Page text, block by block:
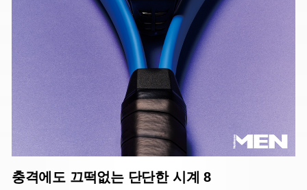
충격에도 끄떡없는 단단한 시계 8